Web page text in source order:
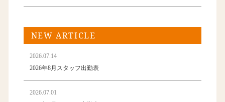
NEW ARTICLE
2026.07.14
2026年8月スタッフ出勤表
2026.07.01